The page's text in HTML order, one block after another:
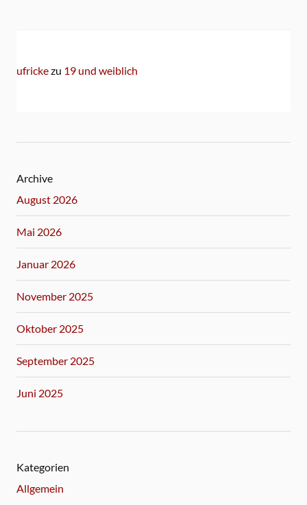
ufrickezu 19 und weiblich
Archive
August 2026
Mai 2026
Januar 2026
November 2025
Oktober 2025
September 2025
Juni 2025
Kategorien
Allgemein